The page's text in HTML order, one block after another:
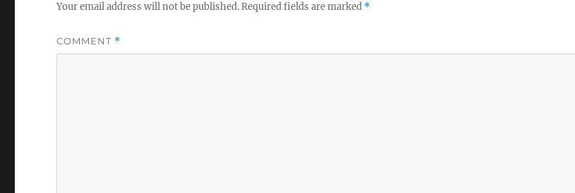
Your email address will not be published.Required fields are marked *
COMMENT *